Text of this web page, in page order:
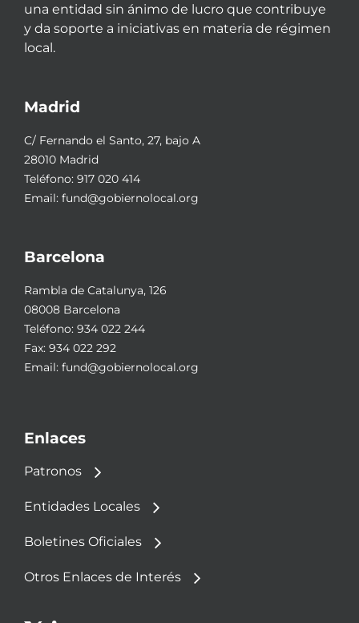
una entidad sin ánimo de lucro que contribuye
y da soporte a iniciativas en materia de régimen
local.
Madrid
C/ Fernando el Santo, 27, bajo A
28010 Madrid
Teléfono: 917 020 414
Email: fund@gobiernolocal.org
Barcelona
Rambla de Catalunya, 126
08008 Barcelona
Teléfono: 934 022 244
Fax: 934 022 292
Email: fund@gobiernolocal.org
Enlaces
Patronos
Entidades Locales
Boletines Oficiales
Otros Enlaces de Interés